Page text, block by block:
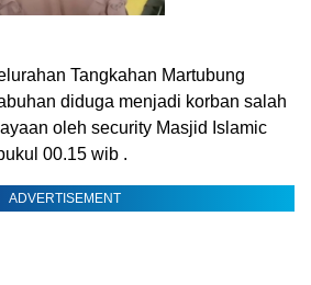
Tangkahan Martubung
diduga menjadi korban salah
oleh security Masjid Islamic
00.15 wib .
ADVERTISEMENT